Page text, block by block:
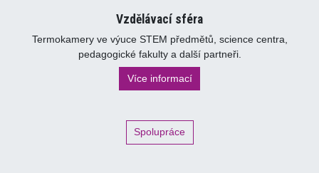
Vzdělávací sféra
Termokamery ve výuce STEM předmětů, science centra,
pedagogické fakulty a další partneři.
Více informací
Spolupráce